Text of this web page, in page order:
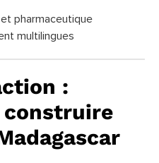
pharmaceutique
multilingues
:
construire